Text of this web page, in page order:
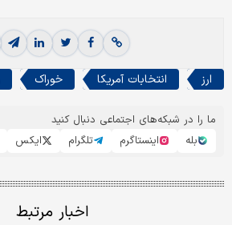
ارز انتخابات آمریکا خوراک
ما را در شبکه‌های اجتماعی دنبال کنید
بله
اینستاگرم تلگرام ایکس
اخبار مرتبط